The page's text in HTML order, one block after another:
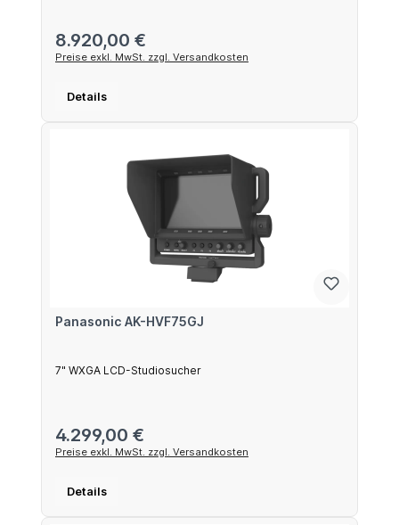
Regulärer Preis:
8.920,00 €
Preise exkl. MwSt. zzgl. Versandkosten
Details
Panasonic AK-HVF75GJ
7" WXGA LCD-Studiosucher
Regulärer Preis:
4.299,00 €
Preise exkl. MwSt. zzgl. Versandkosten
Details